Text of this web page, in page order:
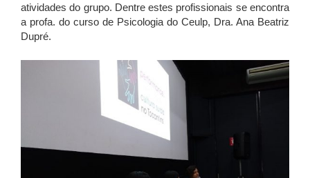
atividades do grupo. Dentre estes profissionais se encontra
a profa. do curso de Psicologia do Ceulp, Dra. Ana Beatriz
Dupré.